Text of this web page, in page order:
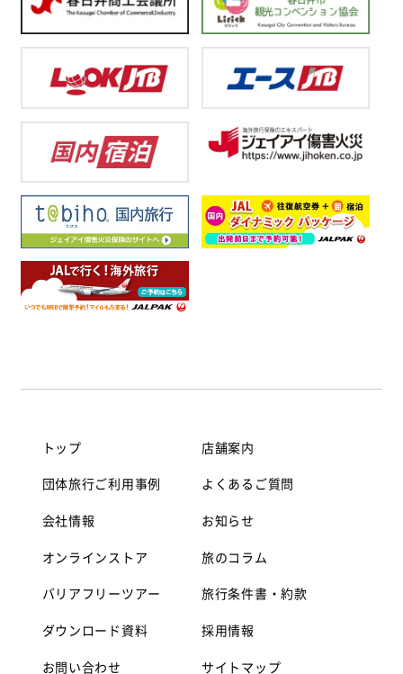
トップ 店舗案内
団体旅行ご利用事例 よくあるご質問
会社情報 お知らせ
オンラインストア 旅のコラム
バリアフリーツアー 旅行条件書・約款
ダウンロード資料 採用情報
お問い合わせ サイトマップ